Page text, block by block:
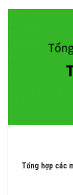
Tổng hợp các